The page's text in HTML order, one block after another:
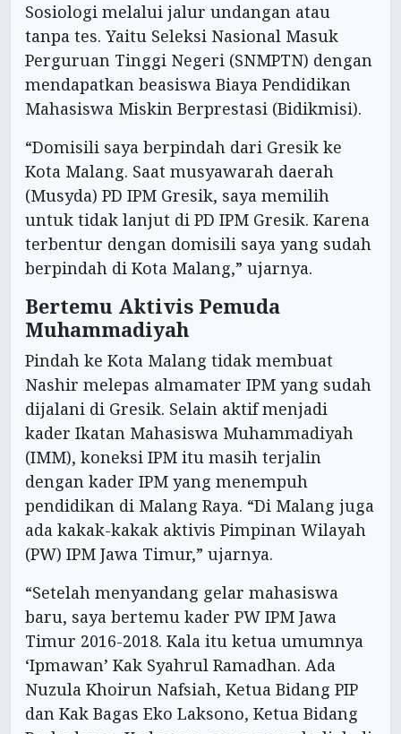
Sosiologi melalui jalur undangan atau
tanpa tes. Yaitu Seleksi Nasional Masuk
Perguruan Tinggi Negeri (SNMPTN) dengan
mendapatkan beasiswa Biaya Pendidikan
Mahasiswa Miskin Berprestasi (Bidikmisi).
“Domisili saya berpindah dari Gresik ke
Kota Malang. Saat musyawarah daerah
(Musyda) PD IPM Gresik, saya memilih
untuk tidak lanjut di PD IPM Gresik. Karena
terbentur dengan domisili saya yang sudah
berpindah di Kota Malang,” ujarnya.
Bertemu Aktivis Pemuda
Muhammadiyah
Pindah ke Kota Malang tidak membuat
Nashir melepas almamater IPM yang sudah
dijalani di Gresik. Selain aktif menjadi
kader Ikatan Mahasiswa Muhammadiyah
(IMM), koneksi IPM itu masih terjalin
dengan kader IPM yang menempuh
pendidikan di Malang Raya. “Di Malang juga
ada kakak-kakak aktivis Pimpinan Wilayah
(PW) IPM Jawa Timur,” ujarnya.
“Setelah menyandang gelar mahasiswa
baru, saya bertemu kader PW IPM Jawa
Timur 2016-2018. Kala itu ketua umumnya
‘Ipmawan’ Kak Syahrul Ramadhan. Ada
Nuzula Khoirun Nafsiah, Ketua Bidang PIP
dan Kak Bagas Eko Laksono, Ketua Bidang